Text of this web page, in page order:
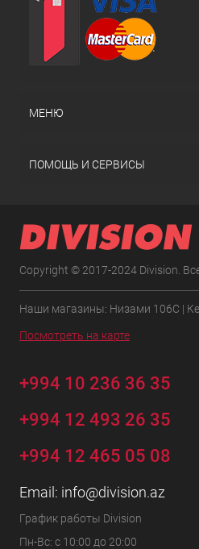
МЕНЮ
ПОМОЩЬ И СЕРВИСЫ
Copyright © 2017-2024 Division.
Наши магазины: Низами 106C |
Посмотреть на карте
+994 10 236 36 35
+994 12 493 26 35
+994 12 465 05 08
Email: info@division.az
График работы Division
Пн-Вс: с 10:00 до 20:00